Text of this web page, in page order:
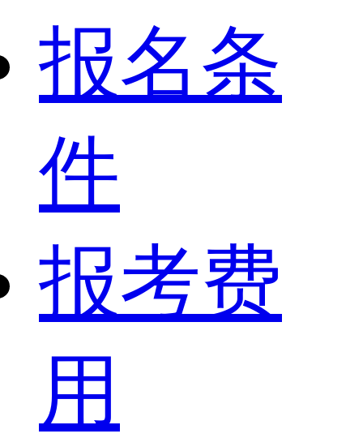
报名条
件
报考费
用